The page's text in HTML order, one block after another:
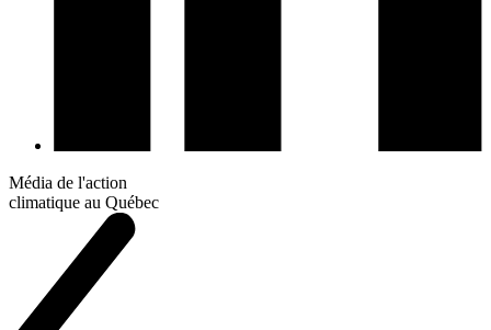
Média de l'action
climatique au Québec